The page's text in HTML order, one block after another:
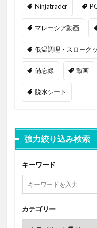
Ninjatrader
マレーシア動画
低温調理・スローク
備忘録 動画
脱水シート
強力絞り込み検索
キーワード
カテゴリー